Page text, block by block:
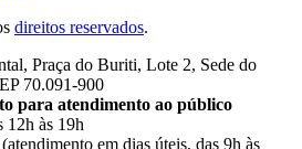
direitos reservados.
Praça do Buriti, Lote 2, Sede do
70.091-900
para atendimento ao público
12h às 19h
em dias úteis, das 9h às